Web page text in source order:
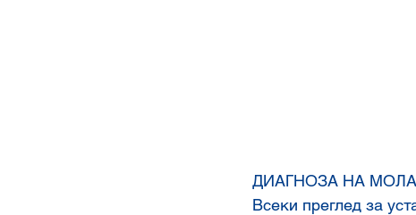
ДИАГНОЗА НА
Всеки преглед за